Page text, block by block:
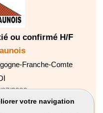
ou confirmé H/F
Franche-Comte
2026
votre navigation